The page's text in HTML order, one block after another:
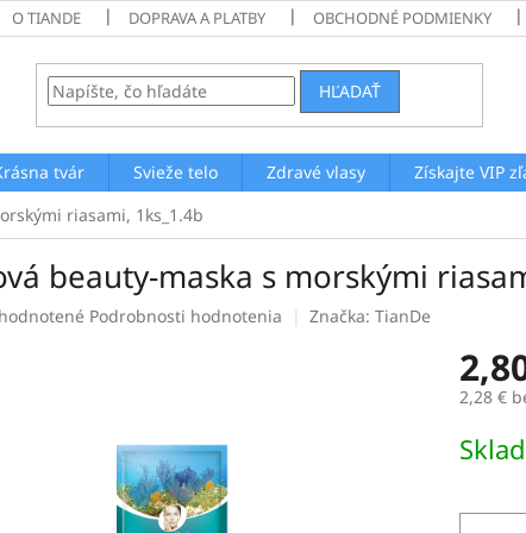
O TIANDE DOPRAVA A PLATBY OBCHODNÉ PODMIENKY
HĽADAŤ
tvár Svieže telo Zdravé vlasy Získajte VIP
riasami, 1ks_1.4b
beauty-maska s morskými
Podrobnosti hodnotenia Značka: TianDe
2,28 €
cena: